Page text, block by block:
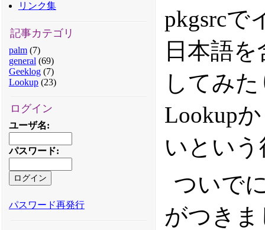
リンク集
記事カテゴリ
palm(7)
general (69)
Geeklog(7)
Lookup(23)
ログイン
ユーザ名:
パスワード:
パスワード再発行
pkgsrcで
日本語
してみ
Lookup
いとい
ついで
がつき